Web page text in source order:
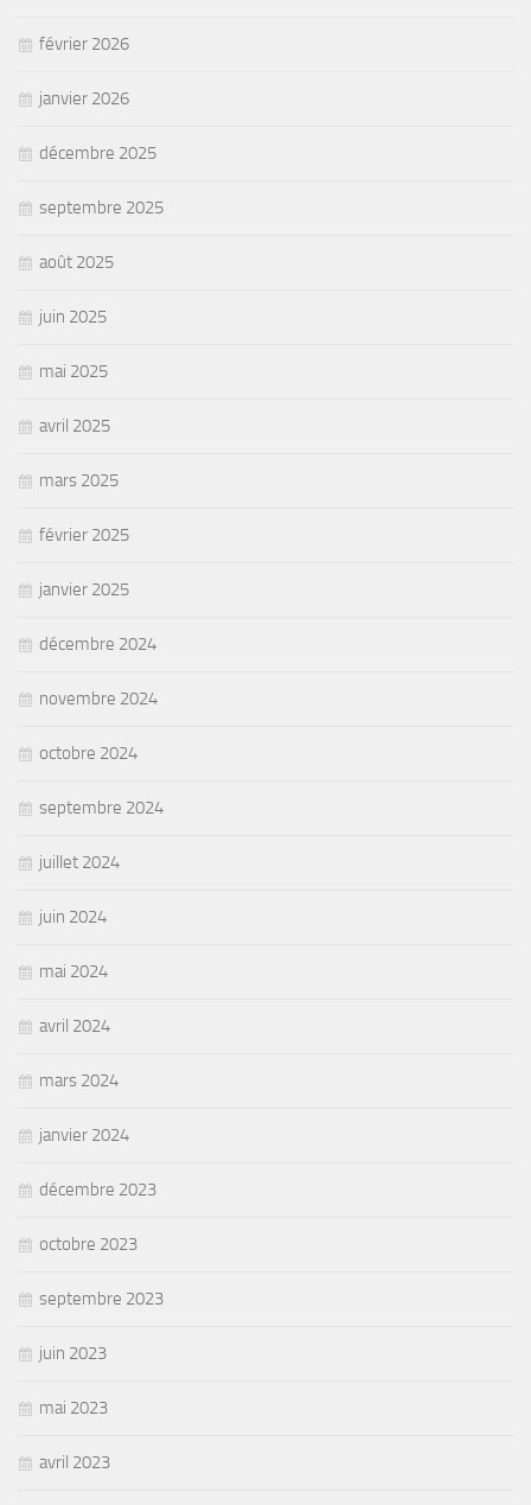
février 2026
janvier 2026
décembre 2025
septembre 2025
août 2025
juin 2025
mai 2025
avril 2025
mars 2025
février 2025
janvier 2025
décembre 2024
novembre 2024
octobre 2024
septembre 2024
juillet 2024
juin 2024
mai 2024
avril 2024
mars 2024
janvier 2024
décembre 2023
octobre 2023
septembre 2023
juin 2023
mai 2023
avril 2023